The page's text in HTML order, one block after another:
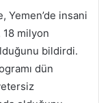
Yemen’de insani
milyon
bildirdi.
dün